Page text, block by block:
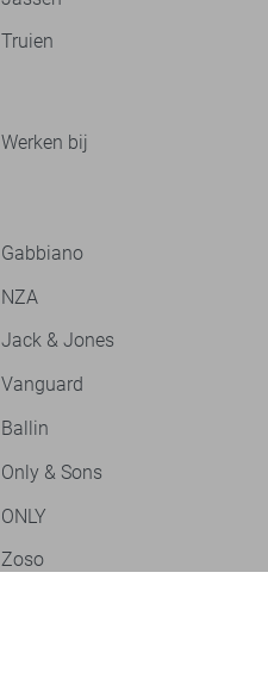
Truien
Werken bij
Gabbiano
NZA
Jack & Jones
Vanguard
Ballin
Only & Sons
ONLY
Zoso